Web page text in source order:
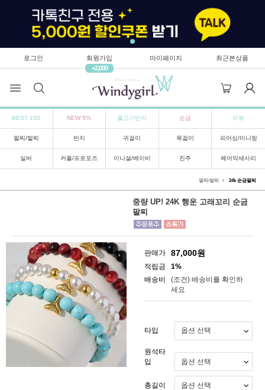
로그인
회원가입
+2,000
마이페이지 최근본상품
BEST 100 NEW 5% 물고기반지 순금 리뷰
팔찌/발찌 반지 귀걸이 목걸이 피어싱/미니링
실버 커플/프로포즈 이니셜/베이비 진주 헤어악세사리
팔찌/발찌 24k 순금팔찌
중량 UP! 24K 행운 고래꼬리 순금
팔찌
판매가 87,000원
적립금
1%
배송비
(조건) 배송비를 확인하
세요
타입
원석타
입
총길이